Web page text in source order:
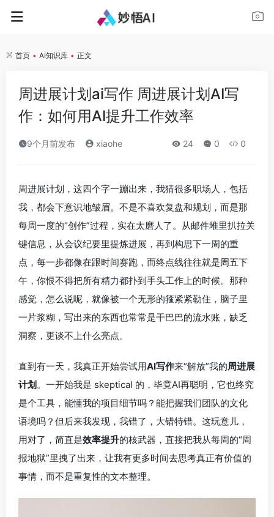
首页 • AI知识库 • 正文
周进展计划ai写作 周进展计划AI写
作：如何用AI提升工作效率
9个月前发布 xiaohe 24 0 0
周进展计划，这四个字一蹦出来，我猜很多职场人，包括
我，都会下意识地皱眉。不是不喜欢复盘和规划，而是那
每周一度的“创作”过程，实在太磨人了。从邮件堆里扒拉关
键信息，从会议纪要里提炼进展，再到构思下一周的重
点，每一步都像在跟时间赛跑，而终点线往往就是周五下
午，你恨不得把所有精力都扑到手头工作上的时候。那种
感觉，怎么说呢，就像被一个无形的箍紧紧勒住，脑子里
一片浆糊，写出来的东西也常常是干巴巴的流水账，缺乏
洞察，更谈不上什么亮点。
直到有一天，我真正开始尝试用AI写作来“解放”我的周进展
计划。一开始我是 skeptical 的，毕竟AI再聪明，它也终究
是个工具，能懂我的项目细节吗？能把握我们团队的文化
语境吗？但后来我发现，我错了，大错特错。这玩意儿，
用对了，简直是效率提升的核武器，直接把我从每周的“周
报地狱”里拽了出来，让我有更多时间去思考真正有价值的
事情，而不是重复性的文本整理。